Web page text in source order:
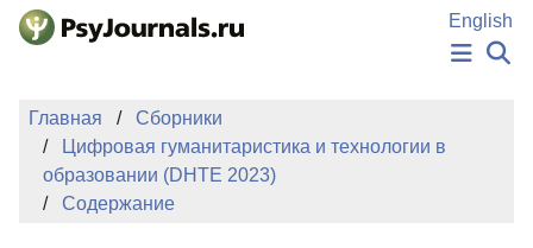
Перейти к основному содержанию
English
НОВОСТИ
АВТОРЫ
ПОДАТЬ РУКОПИСЬ
Главная
Сборники
Цифровая гуманитаристика и технологии в
образовании (DHTE 2023)
Содержание